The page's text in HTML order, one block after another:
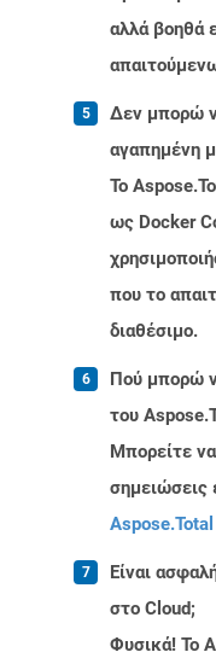
αλλά βοηθά
Δεν μπορώ
αγαπημένη
Το
ως Docker
που το
διαθέσιμο.
Πού μπορώ
του
Μπορείτε
σημειώσεις
Είναι
στο Cloud;
Φυσικά! Το